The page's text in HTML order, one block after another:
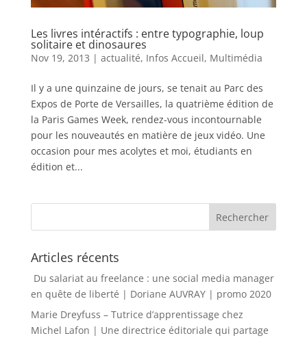
Les livres intéractifs : entre typographie, loup
solitaire et dinosaures
Nov 19, 2013 | actualité, Infos Accueil, Multimédia
Il y a une quinzaine de jours, se tenait au Parc des
Expos de Porte de Versailles, la quatrième édition de
la Paris Games Week, rendez-vous incontournable
pour les nouveautés en matière de jeux vidéo. Une
occasion pour mes acolytes et moi, étudiants en
édition et...
Articles récents
Du salariat au freelance : une social media manager
en quête de liberté | Doriane AUVRAY | promo 2020
Marie Dreyfuss – Tutrice d’apprentissage chez
Michel Lafon | Une directrice éditoriale qui partage